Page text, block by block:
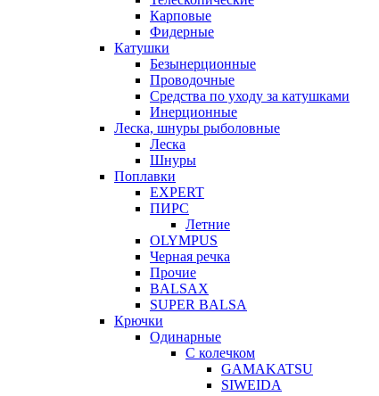
Карповые
Фидерные
Катушки
Безынерционные
Проводочные
Средства по уходу за катушками
Инерционные
Леска, шнуры рыболовные
Леска
Шнуры
Поплавки
EXPERT
ПИРС
Летние
OLYMPUS
Черная речка
Прочие
BALSAX
SUPER BALSA
Крючки
Одинарные
С колечком
GAMAKATSU
SIWEIDA